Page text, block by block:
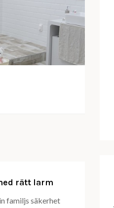
rätt larm
familjs säkerhet